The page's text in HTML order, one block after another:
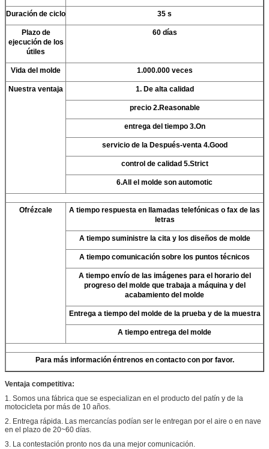
Duración de ciclo 35 s
Plazo de
ejecución de los
útiles
60 días
Vida del molde 1.000.000 veces
Nuestra ventaja 1. De alta calidad
precio 2.Reasonable
entrega del tiempo 3.On
servicio de la Después-venta 4.Good
control de calidad 5.Strict
6.All el molde son automotic
Ofrézcale
A tiempo respuesta en llamadas telefónicas o fax de las
letras
A tiempo suministre la cita y los diseños de molde
A tiempo comunicación sobre los puntos técnicos
A tiempo envío de las imágenes para el horario del
progreso del molde que trabaja a máquina y del
acabamiento del molde
Entrega a tiempo del molde de la prueba y de la muestra
A tiempo entrega del molde
Para más información éntrenos en contacto con por favor.
Ventaja competitiva:
1. Somos una fábrica que se especializan en el producto del patín y de la
motocicleta por más de 10 años.
2. Entrega rápida. Las mercancías podían ser le entregan por el aire o en nave
en el plazo de 20~60 días.
3. La contestación pronto nos da una mejor comunicación.